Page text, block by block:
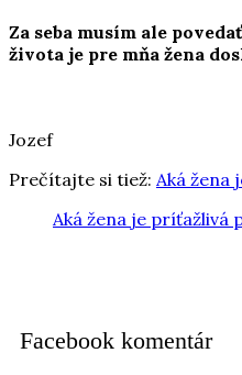
Za seba musím ale
života je pre mňa žena
Jozef
Prečítajte si tiež: Aká žena
Aká žena je príťažlivá
Facebook komentár